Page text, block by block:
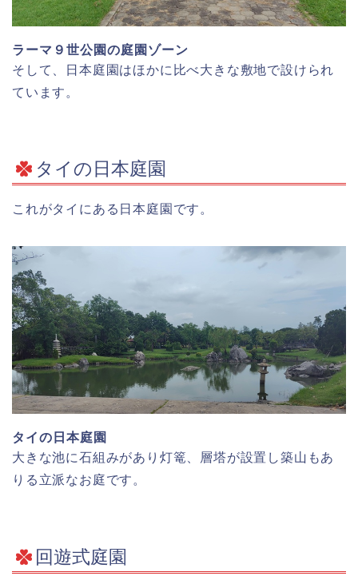
ラーマ９世公園の庭園ゾーン
そして、日本庭園はほかに比べ大きな敷地で設けられ
ています。
タイの日本庭園
これがタイにある日本庭園です。
タイの日本庭園
大きな池に石組みがあり灯篭、層塔が設置し築山もあ
りる立派なお庭です。
回遊式庭園